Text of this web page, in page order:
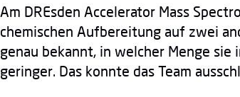
Am DREsden Accelerator Mass
chemischen Aufbereitung auf zwei
genau bekannt, in welcher Menge
geringer. Das konnte das Team